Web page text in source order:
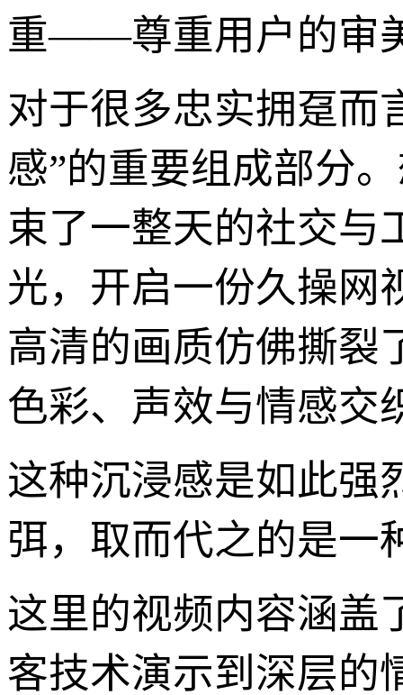
重——尊重用户的审
对于很多忠实拥趸而
感”的重要组成部分
束了一整天的社交与
光，开启一份久操网
高清的画质仿佛撕裂
色彩、声效与情感交
这种沉浸感是如此强
弭，取而代之的是一
这里的视频内容涵盖
客技术演示到深层的